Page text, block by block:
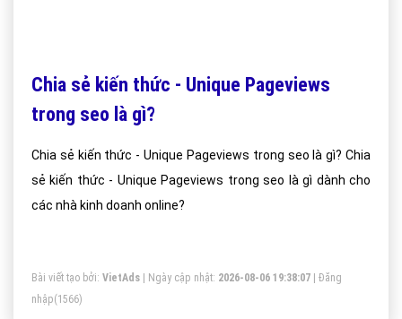
Chia sẻ kiến thức - Unique Pageviews
trong seo là gì?
Chia sẻ kiến thức - Unique Pageviews trong seo là gì? Chia
sẻ kiến thức - Unique Pageviews trong seo là gì dành cho
các nhà kinh doanh online?
Bài viết tạo bởi: VietAds | Ngày cập nhật: 2026-08-06 19:38:07
Đăng
nhập(1566)